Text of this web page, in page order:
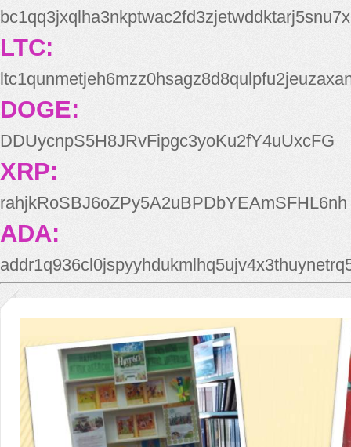
bc1qq3jxqlha3nkptwac2fd3zjetwddktarj5snu7x
LTC:
DOGE:
DDUycnpS5H8JRvFipgc3yoKu2fY4uUxcFG
XRP:
rahjkRoSBJ6oZPy5A2uBPDbYEAmSFHL6nh
ADA: